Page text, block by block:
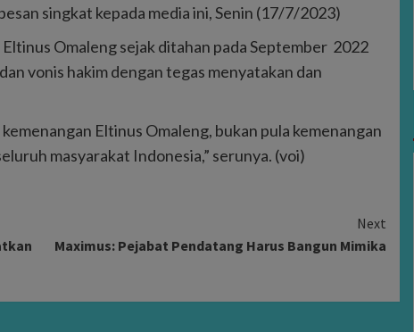
singkat kepada media ini, Senin (17/7/2023)
Omaleng sejak ditahan pada September 2022
vonis hakim dengan tegas menyatakan dan
Eltinus Omaleng, bukan pula kemenangan
masyarakat Indonesia,” serunya. (voi)
Next
Maximus: Pejabat Pendatang Harus Bangun Mimika